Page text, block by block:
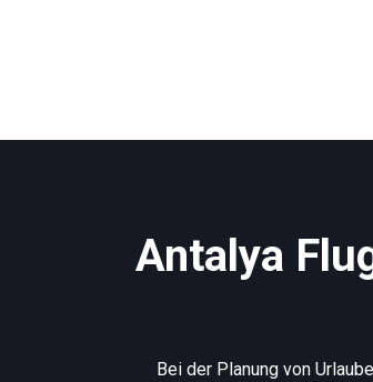
Antalya
Bei der Planung von